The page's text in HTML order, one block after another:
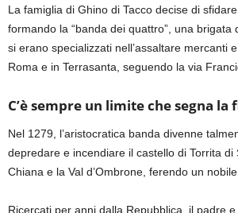
La famiglia di Ghino di Tacco decise di sfidare
formando la “banda dei quattro”, una brigata
si erano specializzati nell’assaltare mercanti
Roma e in Terrasanta, seguendo la via
C’è sempre un limite che segna la
Nel 1279, l’aristocratica banda divenne
depredare e incendiare il castello di Torrita di
Chiana e la Val d’Ombrone, ferendo un nobile
Ricercati per anni dalla Repubblica, il padre